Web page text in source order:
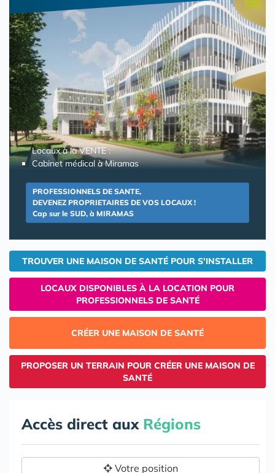
Locaux à la VENTE :
Cabinet médical à Miramas
PROFESSIONNELS DE SANTE,
DEVENEZ PROPRIETAIRES DE VOS LOCAUX !
Cap sur le SUD, à MIRAMAS
TROUVER UNE MAISON DE SANTÉ POUR S'INSTALLER
LOCAUX DISPONIBLES À LA LOCATION POUR
PROFESSIONNELS DE SANTÉ
CRÉER UNE MAISON DE SANTÉ
PROPOSER UN TERRAIN POUR CRÉER UNE MAISON DE
SANTÉ
Accès direct aux Régions
Votre position